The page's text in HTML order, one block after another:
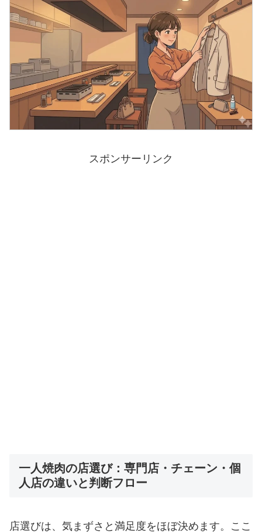
スポンサーリンク
一人焼肉の店選び：専門店・チェーン・個
人店の違いと判断フロー
店選びは、気まずさと満足度をほぼ決めます。ここ